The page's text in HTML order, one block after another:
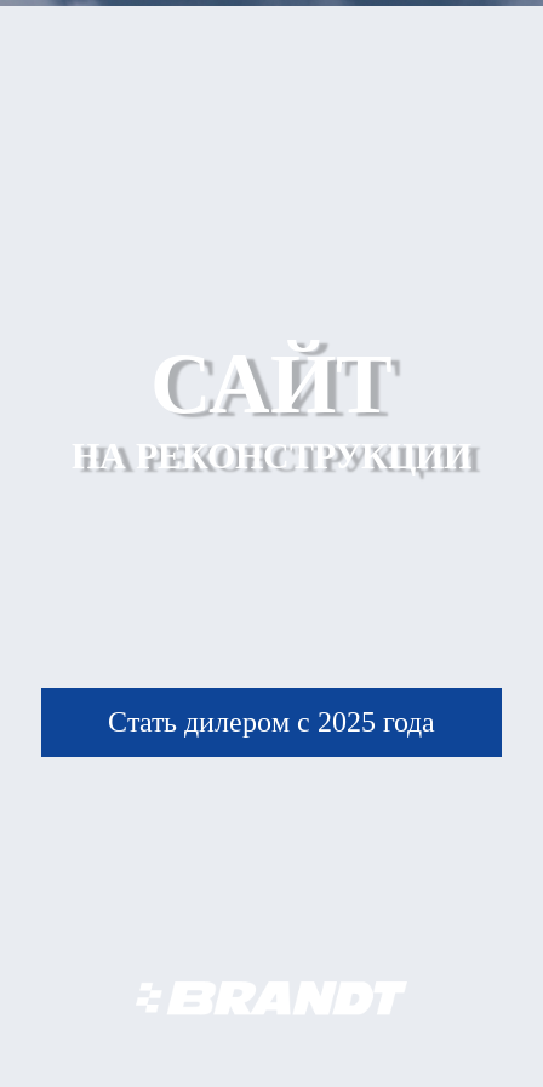
САЙТ
НА РЕКОНСТРУКЦИИ
Стать дилером с 2025 года